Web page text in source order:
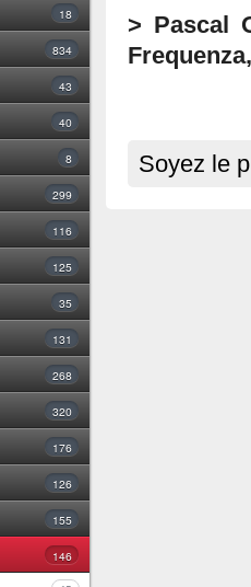
18
834
43
40
8
299
116
125
35
131
268
320
176
126
155
146
> Pascal
Soyez le